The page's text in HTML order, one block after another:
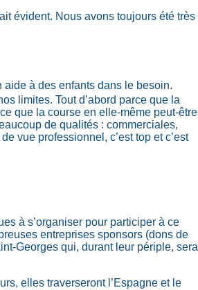
évident. Nous avons toujours été très
aide à des enfants dans le besoin.
limites. Tout d’abord parce que la
que la course en elle-même peut-être
de qualités : commerciales,
vue professionnel, c’est top et c’est
à s’organiser pour participer à ce
entreprises sponsors (dons de
Georges qui, durant leur périple, sera
elles traverseront l’Espagne et le